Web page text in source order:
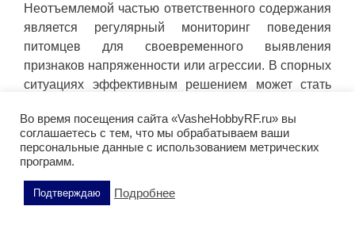
Неотъемлемой частью ответственного содержания
является регулярный мониторинг поведения
питомцев для своевременного выявления
признаков напряженности или агрессии. В спорных
ситуациях эффективным решением может стать
установка временных перегородок.
Кормление золотой рыбки
Телескоп: особенности питания
и рациона
Во время посещения сайта «VasheHobbyRF.ru» вы
соглашаетесь с тем, что мы обрабатываем ваши
персональные данные с использованием метрических
программ.
Подтверждаю Подробнее